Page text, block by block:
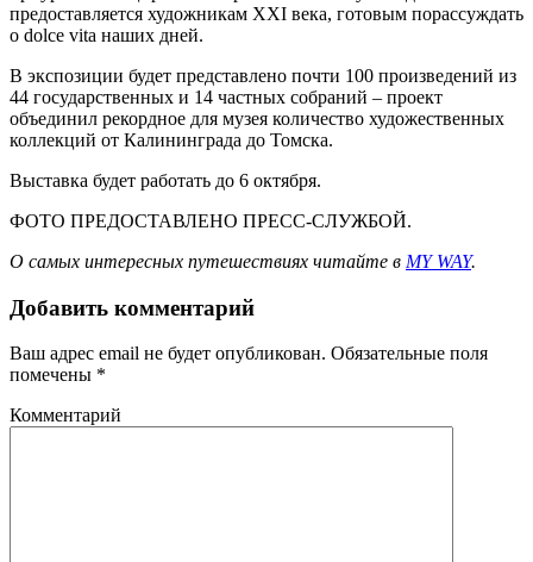
предоставляется художникам XXI века, готовым порассуждать
о dolce vita наших дней.
В экспозиции будет представлено почти 100 произведений из
44 государственных и 14 частных собраний – проект
объединил рекордное для музея количество художественных
коллекций от Калининграда до Томска.
Выставка будет работать до 6 октября.
ФОТО ПРЕДОСТАВЛЕНО ПРЕСС-СЛУЖБОЙ.
О самых интересных путешествиях читайте в MY WAY.
Добавить комментарий
Ваш адрес email не будет опубликован. Обязательные поля
помечены *
Комментарий